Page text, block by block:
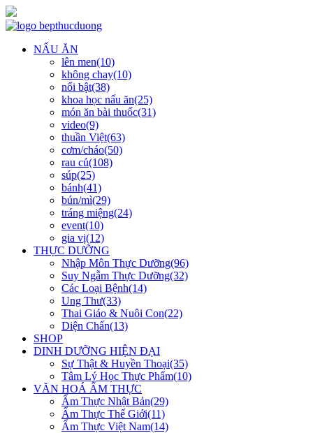
NẤU ĂN
lên men(10)
không chay(10)
nổi bật(38)
khoa học nấu ăn(25)
món ăn bài thuốc(31)
video(9)
thuần Việt(63)
cơm/cháo(50)
rau củ(108)
súp(25)
bánh(41)
bún/mì(29)
tráng miệng(24)
event(10)
gia vị(12)
THỰC DƯỠNG
Nhập Môn Thực Dưỡng(96)
Suy Ngẫm Thực Dưỡng(32)
Các Loại Bệnh(14)
Ung Thư(33)
Thai Giáo & Nuôi Con(22)
Diện Chẩn(13)
SHOP
DINH DƯỠNG HIỆN ĐẠI
Sự Thật & Huyền Thoại(35)
Tâm Lý Học Thực Phẩm(10)
VĂN HOÁ ẨM THỰC
Ẩm Thực Nhật Bản(29)
Ẩm Thực Thế Giới(11)
Ẩm Thực Việt Nam(14)